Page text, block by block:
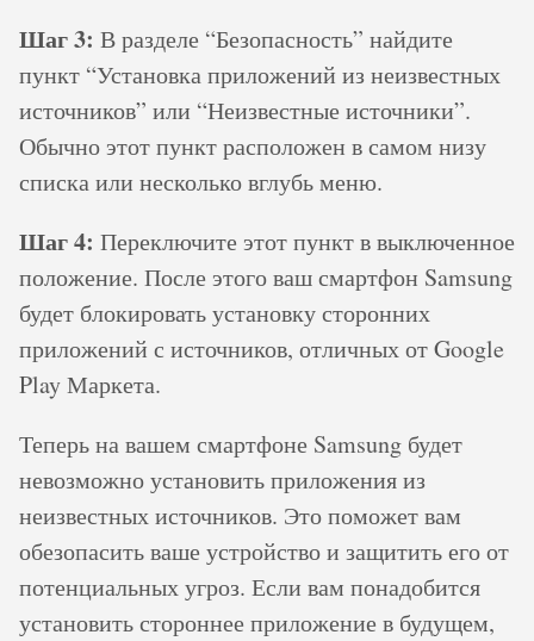
Шаг 3: В разделе “Безопасность” найдите
пункт “Установка приложений из неизвестных
источников” или “Неизвестные источники”.
Обычно этот пункт расположен в самом низу
списка или несколько вглубь меню.
Шаг 4: Переключите этот пункт в выключенное
положение. После этого ваш смартфон Samsung
будет блокировать установку сторонних
приложений с источников, отличных от Google
Play Маркета.
Теперь на вашем смартфоне Samsung будет
невозможно установить приложения из
неизвестных источников. Это поможет вам
обезопасить ваше устройство и защитить его от
потенциальных угроз. Если вам понадобится
установить стороннее приложение в будущем,